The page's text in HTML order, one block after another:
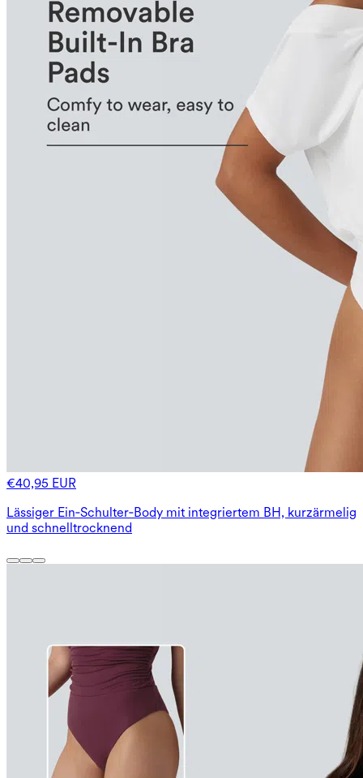
€40,95 EUR
Lässiger Ein‑Schulter‑Body mit integriertem BH, kurzärmelig
und schnelltrocknend